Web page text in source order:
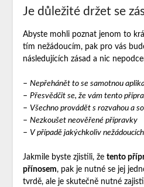
Je důležité držet se
Abyste mohli poznat jenom to
tím nežádoucím, pak pro vás
následujících zásad a nic
– Nepřehánět to se samotnou
– Přesvědčit se, že vám tento
– Všechno provádět s rozvahou a
– Nezkoušet neověřené přípravky
– V případě jakýchkoliv
Jakmile byste zjistili, že tento
přínosem, pak je nutné se jej
tvrdě, ale je skutečně nutné